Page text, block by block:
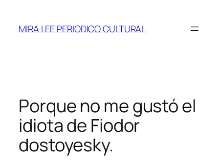
contenido
MIRA LEE PERIODICO CULTURAL
Porque no me gustó el
idiota de Fiodor
dostoyesky.